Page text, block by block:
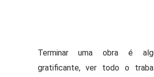
Terminar uma obra é
gratificante, ver todo o